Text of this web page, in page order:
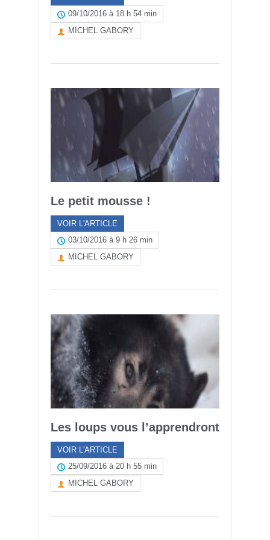
09/10/2016 à 18 h 54 min
MICHEL GABORY
Le petit mousse !
VOIR L'ARTICLE
03/10/2016 à 9 h 26 min
MICHEL GABORY
Les loups vous l’apprendront
VOIR L'ARTICLE
25/09/2016 à 20 h 55 min
MICHEL GABORY